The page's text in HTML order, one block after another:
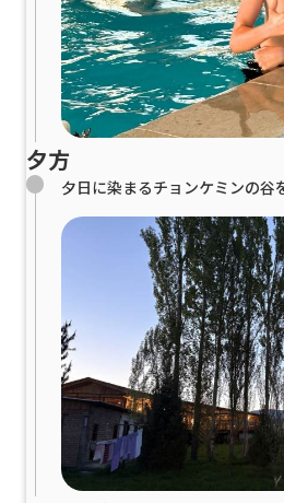
夕方
夕日に染まるチョンケミンの谷